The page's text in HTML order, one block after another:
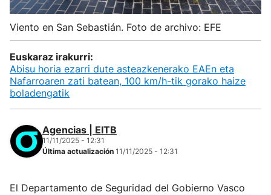
Viento en San Sebastián. Foto de archivo: EFE
Euskaraz irakurri:
Abisu horia ezarri dute asteazkenerako EAEn eta
Nafarroaren zati batean, 100 km/h-tik gorako haize
boladengatik
Agencias | EITB
11/11/2025 - 12:31
Última actualización 11/11/2025 - 12:31
El Departamento de Seguridad del Gobierno Vasco